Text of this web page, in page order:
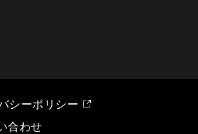
シーポリシー
合わせ